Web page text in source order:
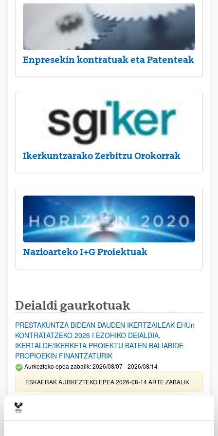
Enpresekin kontratuak eta Patenteak
Ikerkuntzarako Zerbitzu Orokorrak
Nazioarteko I+G Proiektuak
Deialdi gaurkotuak
PRESTAKUNTZA BIDEAN DAUDEN IKERTZAILEAK EHUn
KONTRATATZEKO 2026 I EZOHIKO DEIALDIA,
IKERTALDE/IKERKETA PROIEKTU BATEN BALIABIDE
PROPIOEKIN FINANTZATURIK
Aurkezteko epea zabalik: 2026/08/07 - 2026/08/14
ESKAERAK AURKEZTEKO EPEA 2026-08-14 ARTE ZABALIK.
UPV/EHUn Azpiegitura Zientifikoa eta Funts Bibliografikoak
erosi eta berritzeko laguntzak 2026